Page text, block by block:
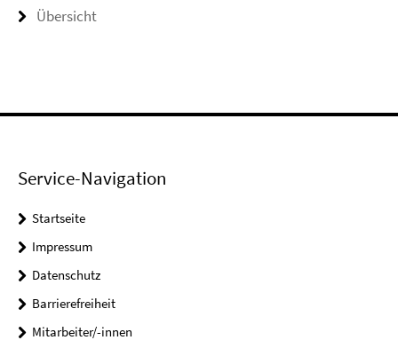
Übersicht
Service-Navigation
Startseite
Impressum
Datenschutz
Barrierefreiheit
Mitarbeiter/-innen